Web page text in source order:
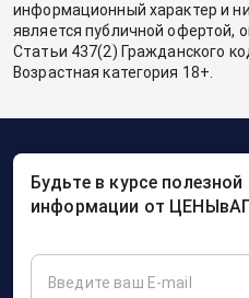
информационный характер и
является публичной офертой,
Статьи 437(2) Гражданского
Возрастная категория 18+.
Будьте в курсе полезной
информации от